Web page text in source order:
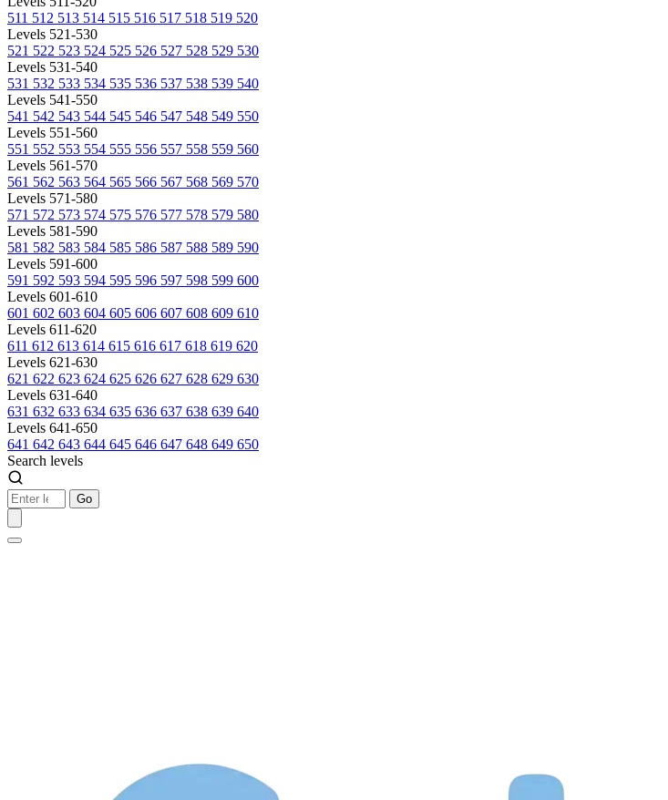
511 512 513 514 515 516 517 518 519 520
Levels 521-530
521 522 523 524 525 526 527 528 529 530
Levels 531-540
531 532 533 534 535 536 537 538 539 540
Levels 541-550
541 542 543 544 545 546 547 548 549 550
Levels 551-560
551 552 553 554 555 556 557 558 559 560
Levels 561-570
561 562 563 564 565 566 567 568 569 570
Levels 571-580
571 572 573 574 575 576 577 578 579 580
Levels 581-590
581 582 583 584 585 586 587 588 589 590
Levels 591-600
591 592 593 594 595 596 597 598 599 600
Levels 601-610
601 602 603 604 605 606 607 608 609 610
Levels 611-620
611 612 613 614 615 616 617 618 619 620
Levels 621-630
621 622 623 624 625 626 627 628 629 630
Levels 631-640
631 632 633 634 635 636 637 638 639 640
Levels 641-650
641 642 643 644 645 646 647 648 649 650
Search levels
Go